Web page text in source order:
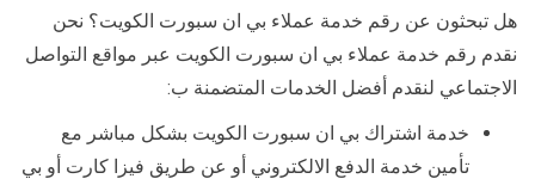
هل تبحثون عن رقم خدمة عملاء بي ان سبورت الكويت؟ نحن
نقدم رقم خدمة عملاء بي ان سبورت الكويت عبر مواقع التواصل
الاجتماعي لنقدم أفضل الخدمات المتضمنة ب:
خدمة اشتراك بي ان سبورت الكويت بشكل مباشر مع
تأمين خدمة الدفع الالكتروني أو عن طريق فيزا كارت أو بي